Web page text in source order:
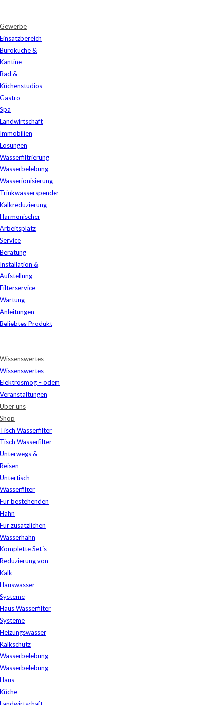
Gewerbe
Einsatzbereich
Büroküche &
Kantine
Bad &
Küchenstudios
Gastro
Spa
Landwirtschaft
Immobilien
Lösungen
Wasserfiltrierung
Wasserbelebung
Wasserionisierung
Trinkwasserspender
Kalkreduzierung
Harmonischer
Arbeitsplatz
Service
Beratung
Installation &
Aufstellung
Filterservice
Wartung
Anleitungen
Beliebtes Produkt
Wissenswertes
Wissenswertes
Elektrosmog – odem
Veranstaltungen
Über uns
Shop
Tisch Wasserfilter
Tisch Wasserfilter
Unterwegs &
Reisen
Untertisch
Wasserfilter
Für bestehenden
Hahn
Für zusätzlichen
Wasserhahn
Komplette Set´s
Reduzierung von
Kalk
Hauswasser
Systeme
Haus Wasserfilter
Systeme
Heizungswasser
Kalkschutz
Wasserbelebung
Wasserbelebung
Haus
Küche